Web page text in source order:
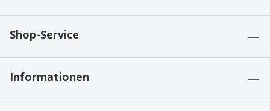
Shop-Service
Informationen